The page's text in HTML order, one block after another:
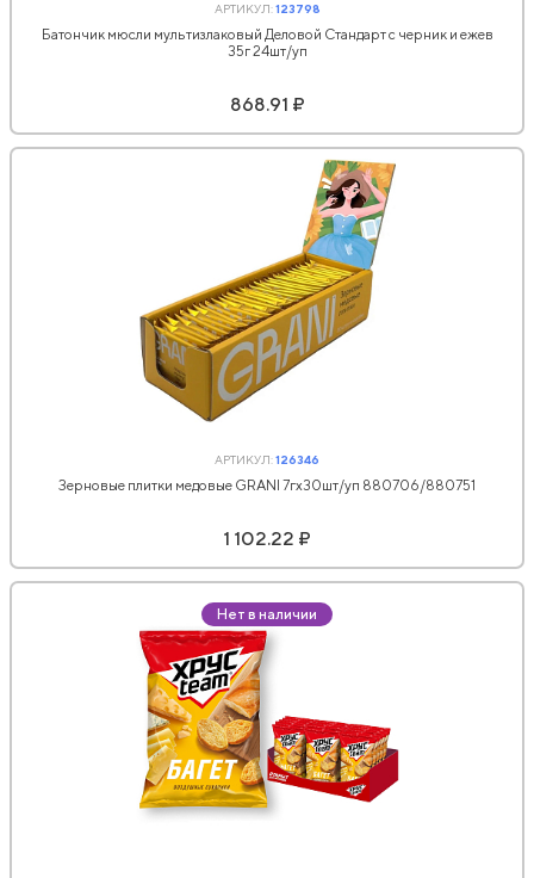
АРТИКУЛ:123798
Батончик мюсли мультизлаковый Деловой Стандарт с черник и ежев
35г 24шт/уп
868.91 ₽
АРТИКУЛ:126346
Зерновые плитки медовые GRANI 7гx30шт/уп 880706/880751
1 102.22 ₽
Нет в наличии